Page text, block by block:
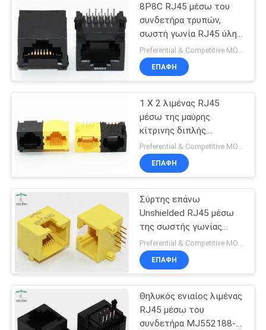
ΜΑΣ
ΕΛΆΤΕ
ΣΕ
ΕΠΑΦΉ
ΜΕ
ΖΗΤΉΣΤΕ
ΈΝΑ
SITEMAP
ΠΟΛΙΤΙΚΉ
ΑΠΟΡΡΉΤΟΥ
8P8C RJ45 μέσω του
συνδετήρα τρυπών,
σωστή γωνία RJ45 ύλης
συγκολλήσεως THT με
τις θέσεις
ΕΠΑΦΉ
1 X 2 λιμένας RJ45
μέσω της μαύρης
κίτρινης διπλής
κατοικίας χρώματος
συνδετήρων τρυπών
Preferential & Competitive MOQ:2000
ΕΠΑΦΉ
Σύρτης επάνω
Unshielded RJ45 μέσω
της σωστής γωνίας
συνδετήρων τρυπών για
Ethernet αυτοκίνητο
Preferential & Competitive MOQ:4000
ΕΠΑΦΉ
Θηλυκός ενιαίος λιμένας
RJ45 μέσω του
συνδετήρα MJ552188-